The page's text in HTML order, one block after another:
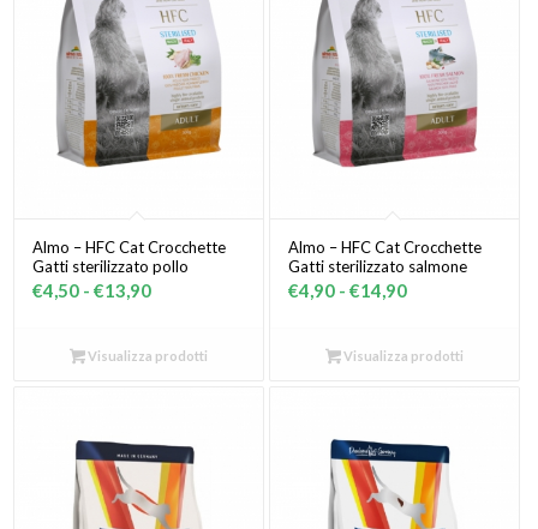
Almo – HFC Cat Crocchette
Gatti sterilizzato pollo
€4,50 - €13,90Fascia
prezzo:
€13,90
Visualizza prodotti
Almo – HFC Cat Crocchette
Gatti sterilizzato salmone
€4,90 - €14,90Fascia
prezzo:
€14,90
Visualizza prodotti